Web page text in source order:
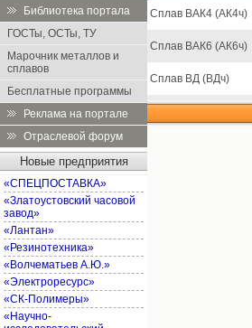
Библиотека портала
ГОСТы, ОСТы, ТУ
Марочник металлов и
сплавов
Бесплатные программы
Реклама на портале
Отраслевой форум
Новые предприятия
«СПЕЦПОСТАВКА»
«Златоустовский часовой
завод»
«Лантан»
«Резинотехника»
«Волчематьев А.Ю.»
«Электроресурс»
«СК-Полимеры»
«Научно-
Сплав ВАК4 (АК4ч)
Сплав ВАК6 (АК6ч)
Сплав ВД (ВДч)